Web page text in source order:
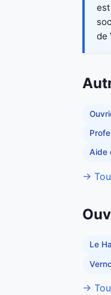
de
Aide
→
Le
→